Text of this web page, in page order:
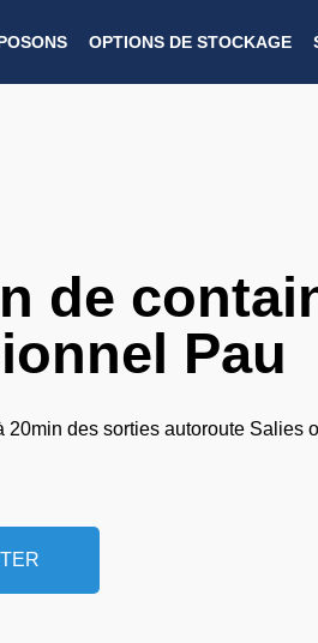
OPTIONS DE STOCKAGE
de
Pau
20min des sorties autoroute Salies